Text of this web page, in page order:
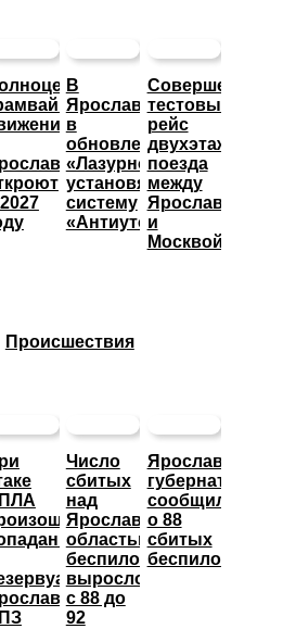
В
Ярославле
в
обновленном
«Лазурном»
установят
систему
«Антиутоп»
Совершен
тестовый
рейс
двухэтажного
поезда
между
Ярославлем
и
Москвой
Происшествия
Число
сбитых
над
Ярославской
областью
беспилотников
выросло
с 88 до
92
Ярославский
губернатор
сообщил
о 88
сбитых
беспилотниках